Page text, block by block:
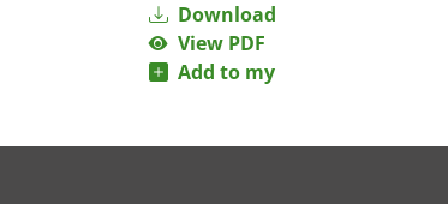
Download
View PDF
Add to my